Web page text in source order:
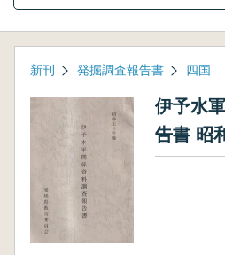
新刊 発掘調査報告書 四国
伊予水
告書 昭